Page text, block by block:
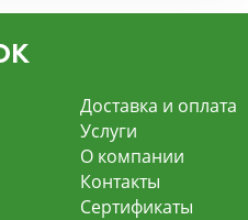
и бесшумно работает.
тангенциального
обогревать
Доставка и оплата
Услуги
О компании
Контакты
Сертификаты